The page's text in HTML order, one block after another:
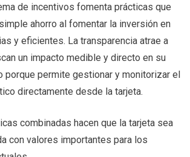
de incentivos fomenta prácticas que
ahorro al fomentar la inversión en
y eficientes. La transparencia atrae a
un impacto medible y directo en su
porque permite gestionar y monitorizar el
directamente desde la tarjeta.
combinadas hacen que la tarjeta sea
con valores importantes para los